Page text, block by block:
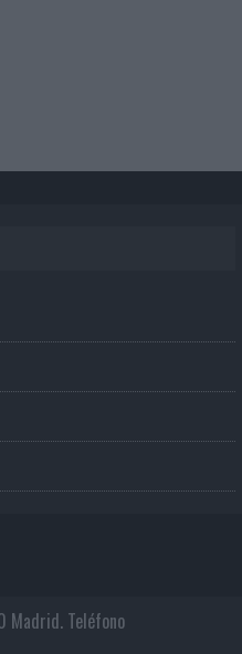
Madrid. Teléfono